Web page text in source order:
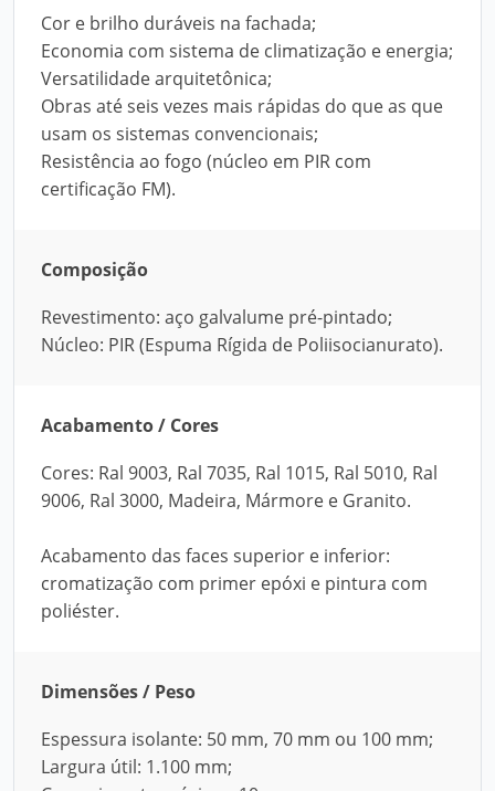
Cor e brilho duráveis na fachada;
Economia com sistema de climatização e energia;
Versatilidade arquitetônica;
Obras até seis vezes mais rápidas do que as que
usam os sistemas convencionais;
Resistência ao fogo (núcleo em PIR com
certificação FM).
Composição
Revestimento: aço galvalume pré-pintado;
Núcleo: PIR (Espuma Rígida de Poliisocianurato).
Acabamento / Cores
Cores: Ral 9003, Ral 7035, Ral 1015, Ral 5010, Ral
9006, Ral 3000, Madeira, Mármore e Granito.
Acabamento das faces superior e inferior:
cromatização com primer epóxi e pintura com
poliéster.
Dimensões / Peso
Espessura isolante: 50 mm, 70 mm ou 100 mm;
Largura útil: 1.100 mm;